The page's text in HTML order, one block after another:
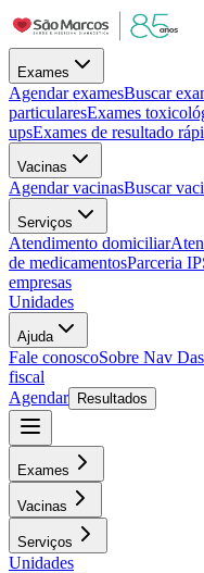
Exames
Agendar examesBuscar
particularesExames
upsExames de resultado
Vacinas
Agendar vacinasBuscar
Serviços
Atendimento domiciliar
de medicamentosParceria
empresas
Unidades
Ajuda
Fale conoscoSobre Nav
fiscal
Agendar
Resultados
Exames
Vacinas
Serviços
Unidades